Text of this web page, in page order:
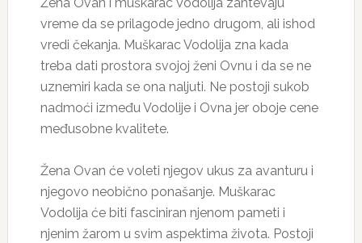
Žena Ovan i muškarac Vodolija zahtevaju
vreme da se prilagode jedno drugom, ali ishod
vredi čekanja. Muškarac Vodolija zna kada
treba dati prostora svojoj ženi Ovnu i da se ne
uznemiri kada se ona naljuti. Ne postoji sukob
nadmoći između Vodolije i Ovna jer oboje cene
međusobne kvalitete.
Žena Ovan će voleti njegov ukus za avanturu i
njegovo neobično ponašanje. Muškarac
Vodolija će biti fasciniran njenom pameti i
njenim žarom u svim aspektima života. Postoji